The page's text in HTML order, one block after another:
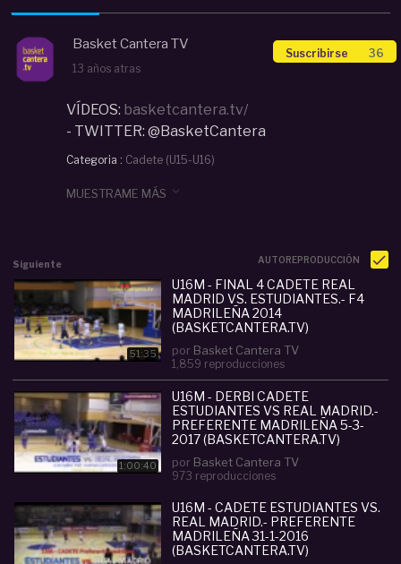
Basket Cantera TV
13 años atras
Suscribirse 36
VÍDEOS: basketcantera.tv/
- TWITTER: @BasketCantera
Categoria : Cadete (U15-U16)
# U16M # Estudiantes
U16M
# Sub16
MUESTRAME MÁS 
Siguiente AUTOREPRODUCCIÓN
51:35
U16M - FINAL 4 CADETE REAL
MADRID VS. ESTUDIANTES.- F4
MADRILEÑA 2014
(BASKETCANTERA.TV)
por Basket Cantera TV
1,859 reproducciones
1:00:40
U16M - DERBI CADETE
ESTUDIANTES VS REAL MADRID.-
PREFERENTE MADRILEÑA 5-3-
2017 (BASKETCANTERA.TV)
por Basket Cantera TV
973 reproducciones
U16M - CADETE ESTUDIANTES VS.
REAL MADRID.- PREFERENTE
MADRILEÑA 31-1-2016
(BASKETCANTERA.TV)